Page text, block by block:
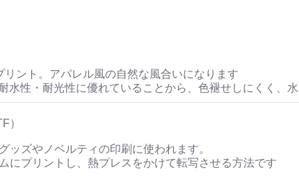
ント。アパレル風の自然な風合いになります
水性・耐光性に優れていることから、色褪せしにくく、
）
ッズやノベルティの印刷に使われます。
にプリントし、熱プレスをかけて転写させる方法です